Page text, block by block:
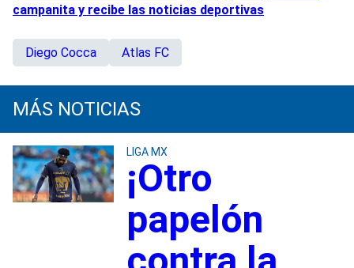
campanita y recibe las noticias deportivas
Diego Cocca Atlas FC
MÁS NOTICIAS
LIGA MX
¡Otro
papelón